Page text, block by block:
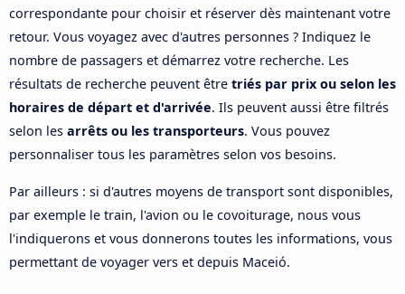
correspondante pour choisir et réserver dès maintenant votre
retour. Vous voyagez avec d'autres personnes ? Indiquez le
nombre de passagers et démarrez votre recherche. Les
résultats de recherche peuvent être triés par prix ou selon les
horaires de départ et d'arrivée. Ils peuvent aussi être filtrés
selon les arrêts ou les transporteurs. Vous pouvez
personnaliser tous les paramètres selon vos besoins.
Par ailleurs : si d'autres moyens de transport sont disponibles,
par exemple le train, l'avion ou le covoiturage, nous vous
l'indiquerons et vous donnerons toutes les informations, vous
permettant de voyager vers et depuis Maceió.